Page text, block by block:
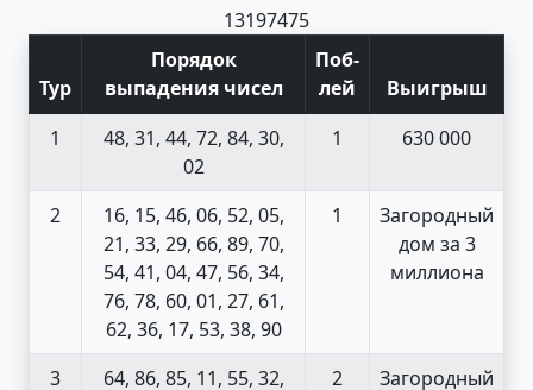
13197475
Тур
Порядок
выпадения чисел
Поб-
лей
Выигрыш
1
48, 31, 44, 72, 84, 30,
02
1 630 000
2
16, 15, 46, 06, 52, 05,
21, 33, 29, 66, 89, 70,
54, 41, 04, 47, 56, 34,
76, 78, 60, 01, 27, 61,
62, 36, 17, 53, 38, 90
1
Загородный
дом за 3
миллиона
3 64, 86, 85, 11, 55, 32, 2 Загородный